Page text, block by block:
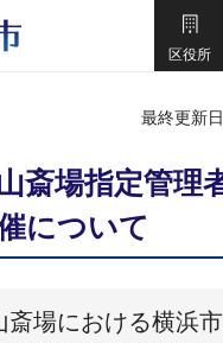
区役所
最終更新
斎場指定管理
について
斎場における横浜